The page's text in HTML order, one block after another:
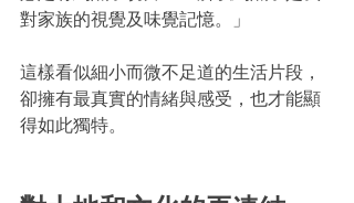
對家族的視覺及味覺記憶。」
這樣看似細小而微不足道的生活片段，
卻擁有最真實的情緒與感受，也才能顯
得如此獨特。